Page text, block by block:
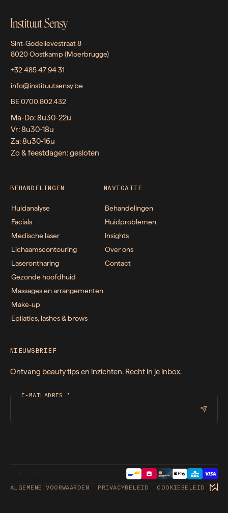
Instituut Sensy
Sint-Godelievestraat 8
8020 Oostkamp (Moerbrugge)
+32 485 47 94 31
info@instituutsensy.be
BE 0700.802.432
Ma-Do: 8u30-22u
Vr: 8u30-18u
Za: 8u30-16u
Zo & feestdagen: gesloten
BEHANDELINGEN
Huidanalyse
Facials
Medische laser
Lichaamscontouring
Laserontharing
Gezonde hoofdhuid
Massages en arrangementen
Make-up
Epilaties, lashes & brows
NAVIGATIE
Behandelingen
Huidproblemen
Insights
Over ons
Contact
NIEUWSBRIEF
Ontvang beauty tips en inzichten. Recht in je inbox.
E-MAILADRES *
ALGEMENE VOORWAARDEN PRIVACYBELEID COOKIEBELEID